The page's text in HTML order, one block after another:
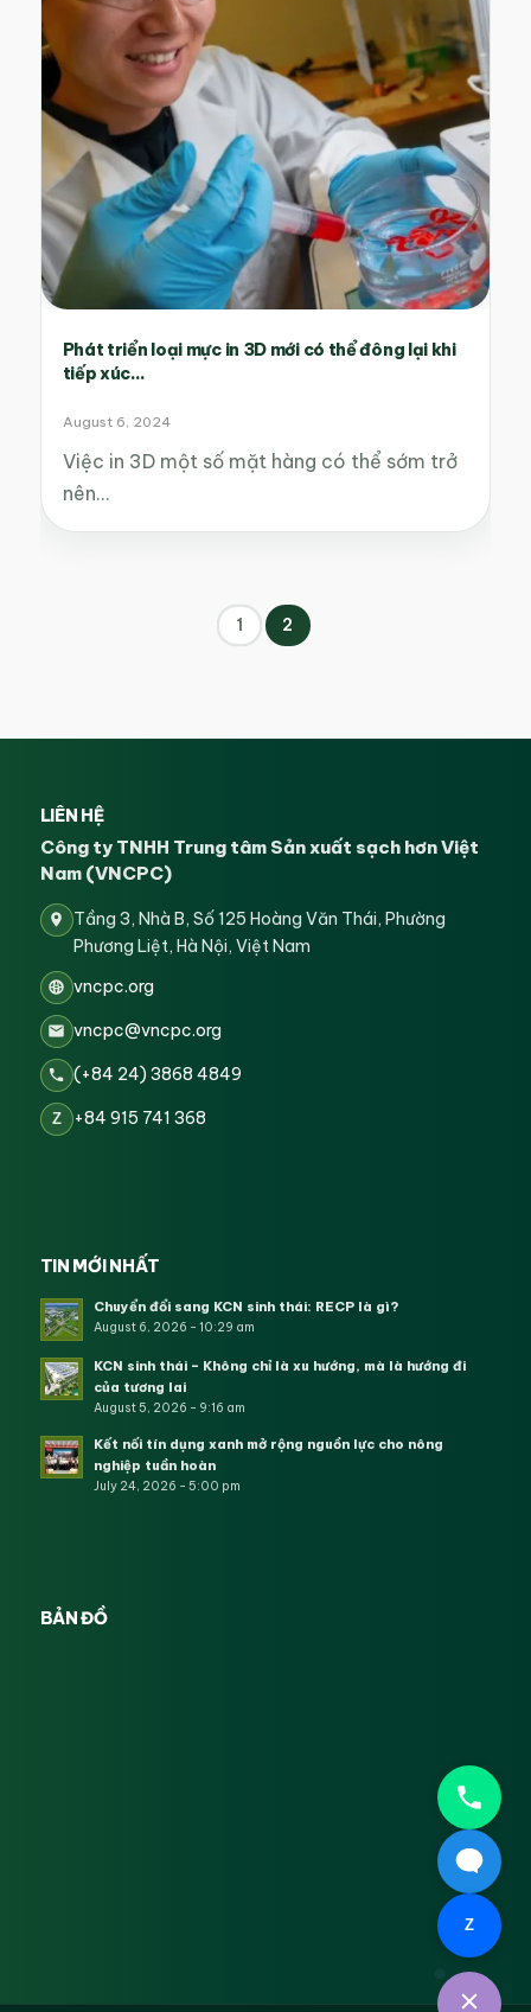
Phát triển loại mực in 3D mới có thể đông lại khi
tiếp xúc...
August 6, 2024
Việc in 3D một số mặt hàng có thể sớm trở
nên…
1 2
LIÊN HỆ
Công ty TNHH Trung tâm Sản xuất sạch hơn Việt
Nam (VNCPC)
Tầng 3, Nhà B, Số 125 Hoàng Văn Thái, Phường
Phương Liệt, Hà Nội, Việt Nam
vncpc.org
vncpc@vncpc.org
(+84 24) 3868 4849
Z +84 915 741 368
TIN MỚI NHẤT
Chuyển đổi sang KCN sinh thái: RECP là gì?
August 6, 2026 - 10:29 am
KCN sinh thái – Không chỉ là xu hướng, mà là hướng đi
của tương lai
August 5, 2026 - 9:16 am
Kết nối tín dụng xanh mở rộng nguồn lực cho nông
nghiệp tuần hoàn
July 24, 2026 - 5:00 pm
BẢN ĐỒ
Z